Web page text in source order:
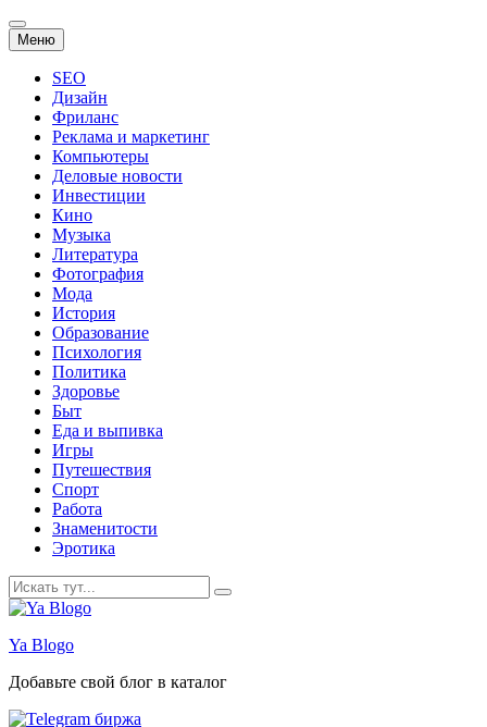
Меню Перейти
к
содержанию
SEO
Дизайн
Фриланс
Реклама и маркетинг
Компьютеры
Деловые новости
Инвестиции
Кино
Музыка
Литература
Фотография
Мода
История
Образование
Психология
Политика
Здоровье
Быт
Еда и выпивка
Игры
Путешествия
Спорт
Работа
Знаменитости
Эротика
Искать:
Ya Blogo
Добавьте свой блог в каталог